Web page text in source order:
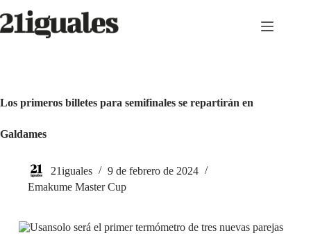
al
contenido
Los primeros billetes para semifinales se repartirán en
Galdames
21iguales
9 de febrero de 2024
Emakume Master Cup